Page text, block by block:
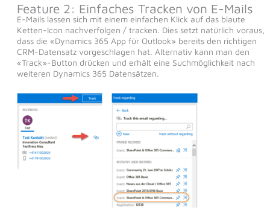
Feature 2: Einfaches Tracken von E-Mails
E-Mails lassen sich mit einem einfachen Klick auf das blaute
Ketten-Icon nachverfolgen / tracken. Dies setzt natürlich voraus,
dass die «Dynamics 365 App für Outlook» bereits den richtigen
CRM-Datensatz vorgeschlagen hat. Alternativ kann man den
«Track»-Button drücken und erhält eine Suchmöglichkeit nach
weiteren Dynamics 365 Datensätzen.